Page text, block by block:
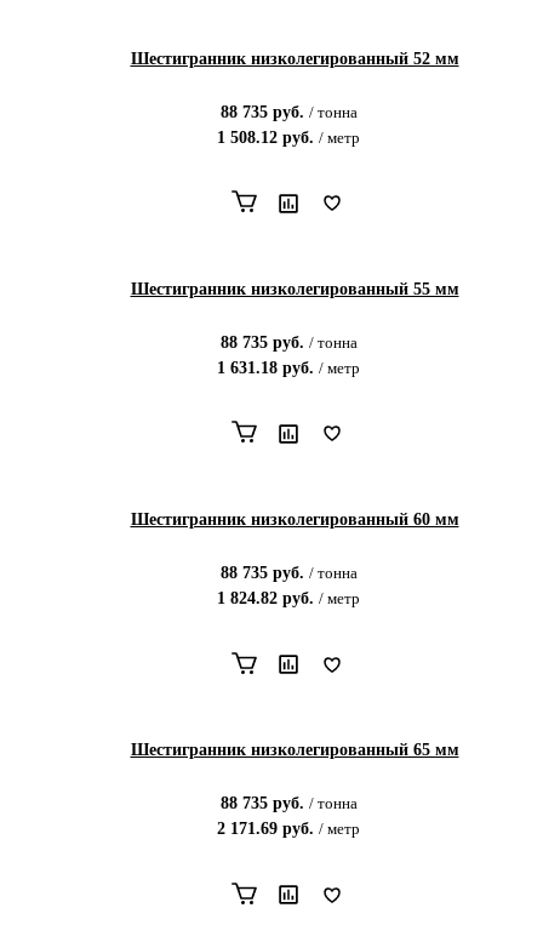
Шестигранник низколегированный 52 мм
88 735руб. / тонна
1 508.12 руб. / метр
Шестигранник низколегированный 55 мм
88 735руб. / тонна
1 631.18 руб. / метр
Шестигранник низколегированный 60 мм
88 735руб. / тонна
1 824.82 руб. / метр
Шестигранник низколегированный 65 мм
88 735руб. / тонна
2 171.69 руб. / метр